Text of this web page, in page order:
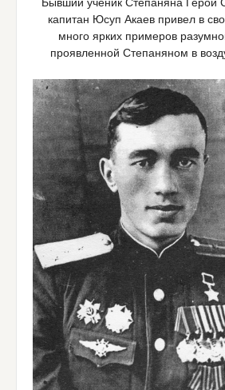
Бывший ученик Степаняна Герой
капитан Юсуп Акаев привел в
много ярких примеров
проявленной Степаняном в